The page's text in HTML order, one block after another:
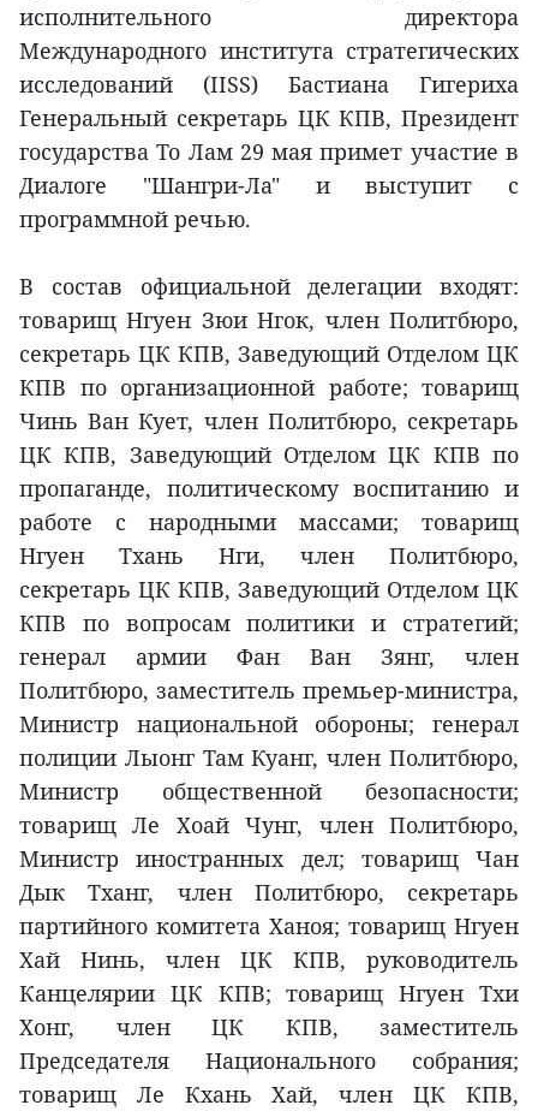
исполнительного директора
Международного института стратегических
исследований (IISS) Бастиана Гигериха
Генеральный секретарь ЦК КПВ, Президент
государства То Лам 29 мая примет участие в
Диалоге "Шангри-Ла" и выступит с
программной речью.
В состав официальной делегации входят:
товарищ Нгуен Зюи Нгок, член Политбюро,
секретарь ЦК КПВ, Заведующий Отделом ЦК
КПВ по организационной работе; товарищ
Чинь Ван Кует, член Политбюро, секретарь
ЦК КПВ, Заведующий Отделом ЦК КПВ по
пропаганде, политическому воспитанию и
работе с народными массами; товарищ
Нгуен Тхань Нги, член Политбюро,
секретарь ЦК КПВ, Заведующий Отделом ЦК
КПВ по вопросам политики и стратегий;
генерал армии Фан Ван Зянг, член
Политбюро, заместитель премьер-министра,
Министр национальной обороны; генерал
полиции Лыонг Там Куанг, член Политбюро,
Министр общественной безопасности;
товарищ Ле Хоай Чунг, член Политбюро,
Министр иностранных дел; товарищ Чан
Дык Тханг, член Политбюро, секретарь
партийного комитета Ханоя; товарищ Нгуен
Хай Нинь, член ЦК КПВ, руководитель
Канцелярии ЦК КПВ; товарищ Нгуен Тхи
Хонг, член ЦК КПВ, заместитель
Председателя Национального собрания;
товарищ Ле Кхань Хай, член ЦК КПВ,